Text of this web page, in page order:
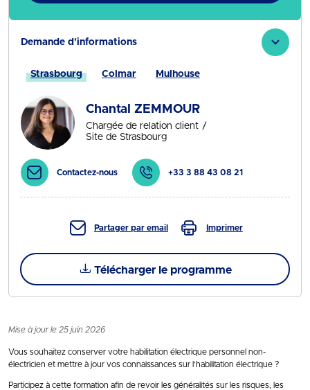
Demande d'informations
Strasbourg Colmar Mulhouse
Chantal ZEMMOUR
Chargée de relation client
Site de Strasbourg
Contactez-nous +33 3 88 43 08 21
Partager par email Imprimer
Télécharger le programme
Mise à jour le 25 juin 2026
Vous souhaitez conserver votre habilitation électrique personnel non-
électricien et mettre à jour vos connaissances sur l’habilitation électrique ?
Participez à cette formation afin de revoir les généralités sur les risques, les